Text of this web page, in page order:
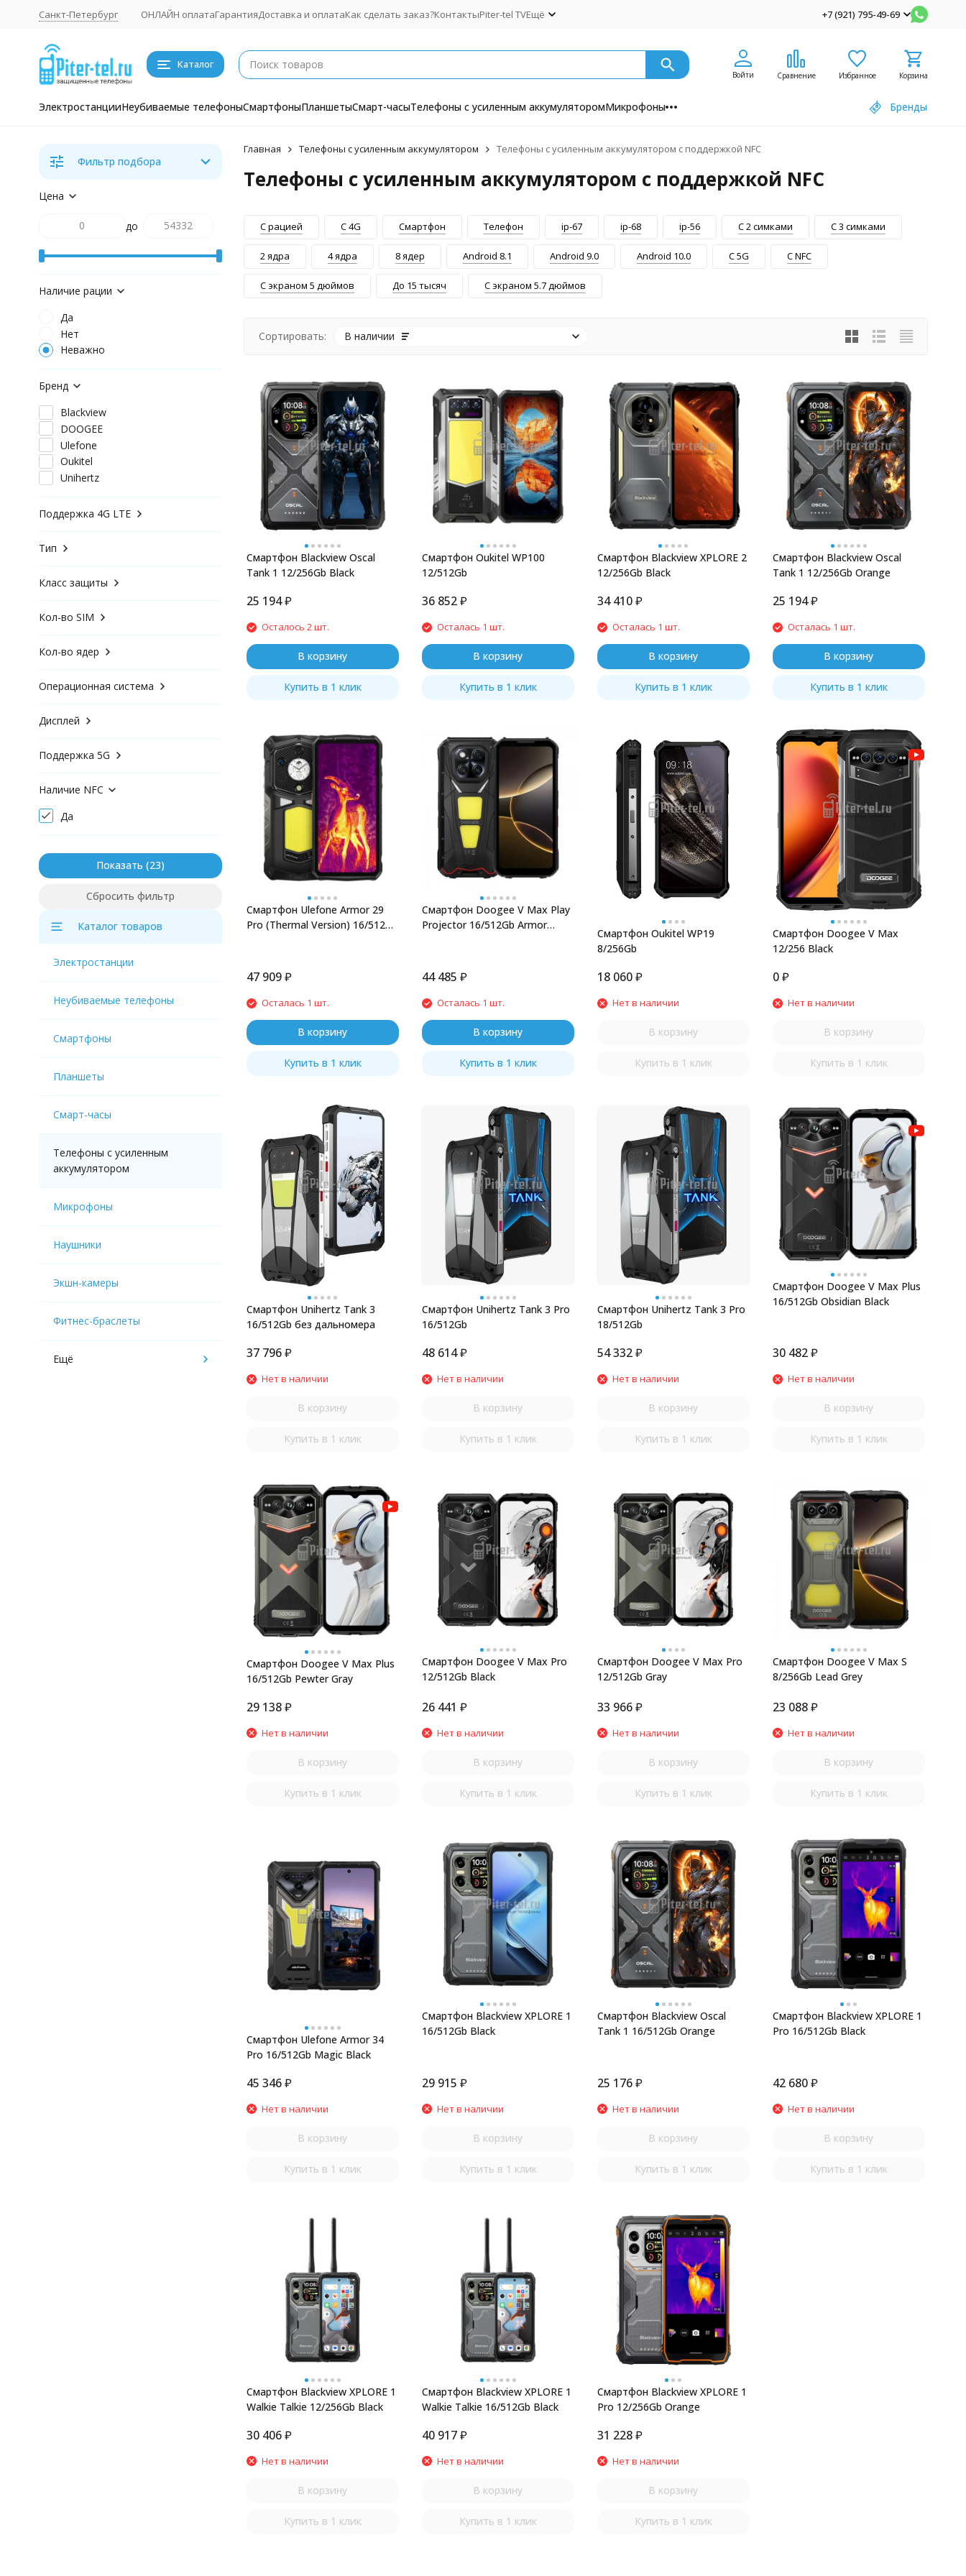
Санкт-Петербург ОНЛАЙН оплатаГарантияДоставка и оплатаКак сделать заказ?КонтактыPiter-tel TVЕщё +7 (921) 795-49-69
Каталог
Войти Сравнение Избранное Корзина
ЭлектростанцииНеубиваемые телефоныСмартфоныПланшетыСмарт-часыТелефоны с усиленным аккумуляторомМикрофоны Бренды
Главная Телефоны с усиленным аккумулятором Телефоны с усиленным аккумулятором с поддержкой NFC
Телефоны с усиленным аккумулятором с поддержкой NFC
C рацией С 4G Смартфон Телефон ip-67 ip-68 ip-56 С 2 симками С 3 симками
2 ядра 4 ядра 8 ядер Аndroid 8.1 Аndroid 9.0 Аndroid 10.0 С 5G С NFC
С экраном 5 дюймов До 15 тысяч С экраном 5.7 дюймов
Сортировать: В наличии
Смартфон Blackview Oscal
Tank 1 12/256Gb Black
25 194 ₽
Осталось 2 шт.
В корзину
Купить в 1 клик
Смартфон Oukitel WP100
12/512Gb
36 852 ₽
Осталась 1 шт.
В корзину
Купить в 1 клик
Смартфон Blackview XPLORE 2
12/256Gb Black
34 410 ₽
Осталась 1 шт.
В корзину
Купить в 1 клик
Смартфон Blackview Oscal
Tank 1 12/256Gb Orange
25 194 ₽
Осталась 1 шт.
В корзину
Купить в 1 клик
Смартфон Ulefone Armor 29
Pro (Thermal Version) 16/512Gb
47 909 ₽
Осталась 1 шт.
В корзину
Купить в 1 клик
Смартфон Doogee V Max Play
Projector 16/512Gb Armor
44 485 ₽
Осталась 1 шт.
В корзину
Купить в 1 клик
Смартфон Oukitel WP19
8/256Gb
18 060 ₽
Нет в наличии
В корзину
Купить в 1 клик
Смартфон Doogee V Max
12/256 Black
0 ₽
Нет в наличии
В корзину
Купить в 1 клик
Смартфон Unihertz Tank 3
16/512Gb без дальномера
37 796 ₽
Нет в наличии
В корзину
Купить в 1 клик
Смартфон Unihertz Tank 3 Pro
16/512Gb
48 614 ₽
Нет в наличии
В корзину
Купить в 1 клик
Смартфон Unihertz Tank 3 Pro
18/512Gb
54 332 ₽
Нет в наличии
В корзину
Купить в 1 клик
Смартфон Doogee V Max Plus
16/512Gb Obsidian Black
30 482 ₽
Нет в наличии
В корзину
Купить в 1 клик
Смартфон Doogee V Max Plus
16/512Gb Pewter Gray
29 138 ₽
Нет в наличии
В корзину
Купить в 1 клик
Смартфон Doogee V Max Pro
12/512Gb Black
26 441 ₽
Нет в наличии
В корзину
Купить в 1 клик
Смартфон Doogee V Max Pro
12/512Gb Gray
33 966 ₽
Нет в наличии
В корзину
Купить в 1 клик
Смартфон Doogee V Max S
8/256Gb Lead Grey
23 088 ₽
Нет в наличии
В корзину
Купить в 1 клик
Смартфон Ulefone Armor 34
Pro 16/512Gb Magic Black
45 346 ₽
Нет в наличии
В корзину
Купить в 1 клик
Смартфон Blackview XPLORE 1
16/512Gb Black
29 915 ₽
Нет в наличии
В корзину
Купить в 1 клик
Смартфон Blackview Oscal
Tank 1 16/512Gb Orange
25 176 ₽
Нет в наличии
В корзину
Купить в 1 клик
Смартфон Blackview XPLORE 1
Pro 16/512Gb Black
42 680 ₽
Нет в наличии
В корзину
Купить в 1 клик
Смартфон Blackview XPLORE 1
Walkie Talkie 12/256Gb Black
30 406 ₽
Нет в наличии
В корзину
Купить в 1 клик
Смартфон Blackview XPLORE 1
Walkie Talkie 16/512Gb Black
40 917 ₽
Нет в наличии
В корзину
Купить в 1 клик
Смартфон Blackview XPLORE 1
Pro 12/256Gb Orange
31 228 ₽
Нет в наличии
В корзину
Купить в 1 клик
Фильтр подбора
Цена
до
Наличие рации
Да
Нет
Неважно
Бренд
Blackview
DOOGEE
Ulefone
Oukitel
Unihertz
Поддержка 4G LTE
Тип
Класс защиты
Кол-во SIM
Кол-во ядер
Операционная система
Дисплей
Поддержка 5G
Наличие NFC
Да
Показать
Сбросить фильтр
Каталог товаров
Электростанции
Неубиваемые телефоны
Смартфоны
Планшеты
Смарт-часы
Телефоны с усиленным
аккумулятором
Микрофоны
Наушники
Экшн-камеры
Фитнес-браслеты
Ещё